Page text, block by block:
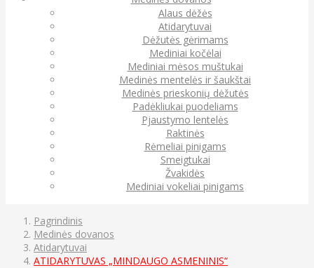
Alaus dėžės
Atidarytuvai
Dėžutės gėrimams
Mediniai kočėlai
Mediniai mėsos muštukai
Medinės mentelės ir šaukštai
Medinės prieskonių dėžutės
Padėkliukai puodeliams
Pjaustymo lentelės
Raktinės
Rėmeliai pinigams
Smeigtukai
Žvakidės
Mediniai vokeliai pinigams
Pagrindinis
Medinės dovanos
Atidarytuvai
ATIDARYTUVAS „MINDAUGO ASMENINIS“